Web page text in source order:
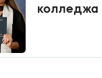
колледжа